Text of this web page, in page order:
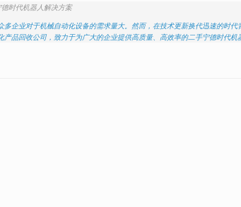
时代机器人解决方案
多企业对于机械自动化设备的需求量大。然而，在技术更新换代迅速的时
产品回收公司，致力于为广大的企业提供高质量、高效率的二手宁德时代